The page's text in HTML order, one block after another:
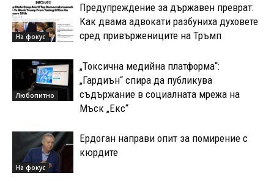
На фокус
Предупреждение за държавен преврат:
Как двама адвокати разбуниха духовете
сред привържениците на Тръмп
Любопитно
„Токсична медийна платформа“:
„Гардиън“ спира да публикува
съдържание в социалната мрежа на
Мъск „Екс“
На фокус
Ердоган направи опит за помирение с
кюрдите